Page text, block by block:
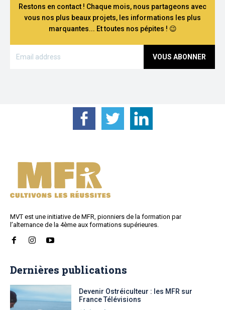
Restons en contact ! Chaque mois, nous partageons avec
vous nos plus beaux projets, les informations les plus
marquantes... Et toutes nos pépites ! 😉
VOUS ABONNER
MVT est une initiative de MFR, pionniers de la formation par
l’alternance de la 4ème aux formations supérieures.
Dernières publications
Devenir Ostréiculteur : les MFR sur
France Télévisions